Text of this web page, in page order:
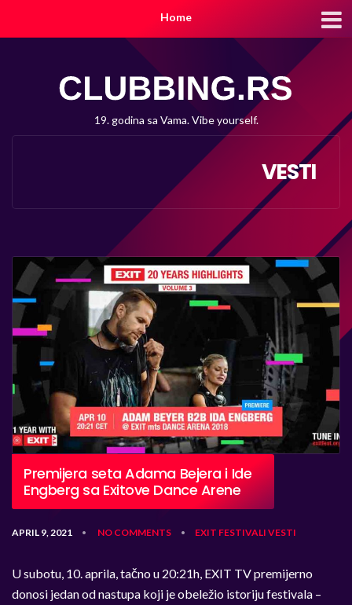
Home
19. godina sa Vama. Vibe yourself.
VESTI
Premijera seta Adama Bejera i Ide
Engberg sa Exitove Dance Arene
APRIL 9, 2021 • NO COMMENTS • EXIT FESTIVALI VESTI
U subotu, 10. aprila, tačno u 20:21h, EXIT TV premijerno
donosi jedan od nastupa koji je obeležio istoriju festivala –